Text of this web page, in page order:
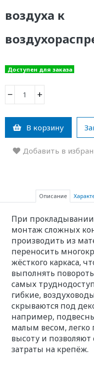
воздуха к
Доступен для заказа
− +
В корзину
Добавить в
Описание
При
монтаж сложных
производить из
переносить
жёсткого каркаса,
выполнять
самых
гибкие,
скрываются под
например,
малым весом,
высоту и
затраты на крепёж.